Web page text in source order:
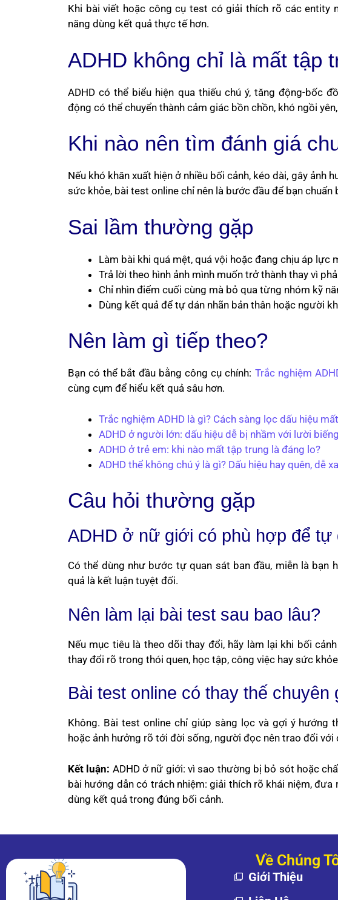
Khi bài viết hoặc công cụ test có giải thích rõ các entity
năng dùng kết quả thực tế hơn.
ADHD không chỉ là mất tập
ADHD có thể biểu hiện qua thiếu chú ý, tăng động-bốc
động có thể chuyển thành cảm giác bồn chồn, khó ngồi
Khi nào nên tìm đánh giá
Nếu khó khăn xuất hiện ở nhiều bối cảnh, kéo dài, gây ảnh
sức khỏe, bài test online chỉ nên là bước đầu để bạn
Sai lầm thường gặp
Làm bài khi quá mệt, quá vội hoặc đang chịu áp lực
Trả lời theo hình ảnh mình muốn trở thành thay vì
Chỉ nhìn điểm cuối cùng mà bỏ qua từng nhóm kỹ
Dùng kết quả để tự dán nhãn bản thân hoặc người
Nên làm gì tiếp theo?
Bạn có thể bắt đầu bằng công cụ chính: Trắc nghiệm
cùng cụm để hiểu kết quả sâu hơn.
Trắc nghiệm ADHD là gì? Cách sàng lọc dấu hiệu
ADHD ở người lớn: dấu hiệu dễ bị nhầm với lười
ADHD ở trẻ em: khi nào mất tập trung là đáng lo?
ADHD thể không chú ý là gì? Dấu hiệu hay quên, dễ
Câu hỏi thường gặp
ADHD ở nữ giới có phù hợp để tự
Có thể dùng như bước tự quan sát ban đầu, miễn là bạn
quả là kết luận tuyệt đối.
Nên làm lại bài test sau bao lâu?
Nếu mục tiêu là theo dõi thay đổi, hãy làm lại khi bối
thay đổi rõ trong thói quen, học tập, công việc hay sức
Bài test online có thay thế chuyên
Không. Bài test online chỉ giúp sàng lọc và gợi ý hướng
hoặc ảnh hưởng rõ tới đời sống, người đọc nên trao đổi với
Kết luận: ADHD ở nữ giới: vì sao thường bị bỏ sót hoặc
bài hướng dẫn có trách nhiệm: giải thích rõ khái niệm,
dùng kết quả trong đúng bối cảnh.
Về Chúng
Giới Thiệu